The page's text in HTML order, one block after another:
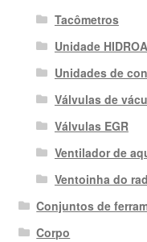
Tacômetros
Unidade
Unidades de
Válvulas de
Válvulas EGR
Ventilador de
Ventoinha do
Conjuntos de
Corpo